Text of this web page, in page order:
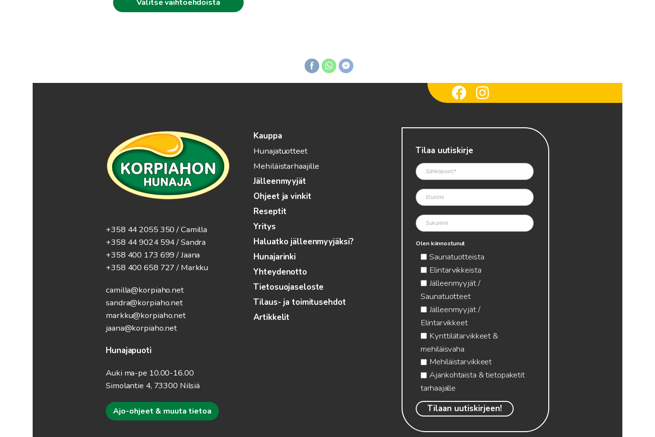
-
Valitse vaihtoehdoista
+358 44 2055 350 / Camilla
+358 44 9024 594/ Sandra
+358 400 173 699 / Jaana
+358 400 658 727 / Markku
camilla@korpiaho.net
sandra@korpiaho.net
markku@korpiaho.net
jaana@korpiaho.net
Hunajapuoti
Auki ma-pe 10.00-16.00
Simolantie 4, 73300 Nilsiä
Ajo-ohjeet & muuta tietoa
Kauppa
Hunajatuotteet
Mehiläistarhaajille
Jälleenmyyjät
Ohjeet ja vinkit
Reseptit
Yritys
Haluatko jälleenmyyjäksi?
Hunajarinki
Yhteydenotto
Tietosuojaseloste
Tilaus- ja toimitusehdot
Artikkelit
Tilaa uutiskirje
Olen kiinnostunut
Saunatuotteista
Elintarvikkeista
Jälleenmyyjät /
Saunatuotteet
Jälleenmyyjät /
Elintarvikkeet
Kynttilätarvikkeet &
mehiläisvaha
Mehiläistarvikkeet
Ajankohtaista & tietopaketit
tarhaajalle